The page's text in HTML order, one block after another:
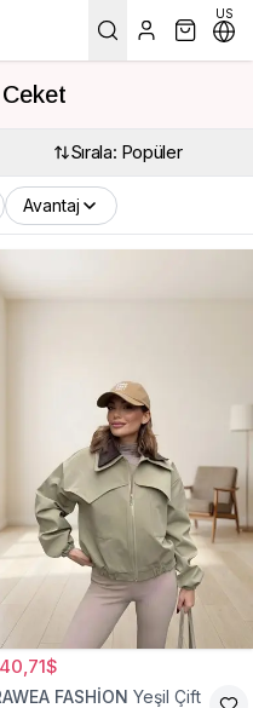
US
Sırala: Popüler
Avantaj
FASHİON Yeşil Çift